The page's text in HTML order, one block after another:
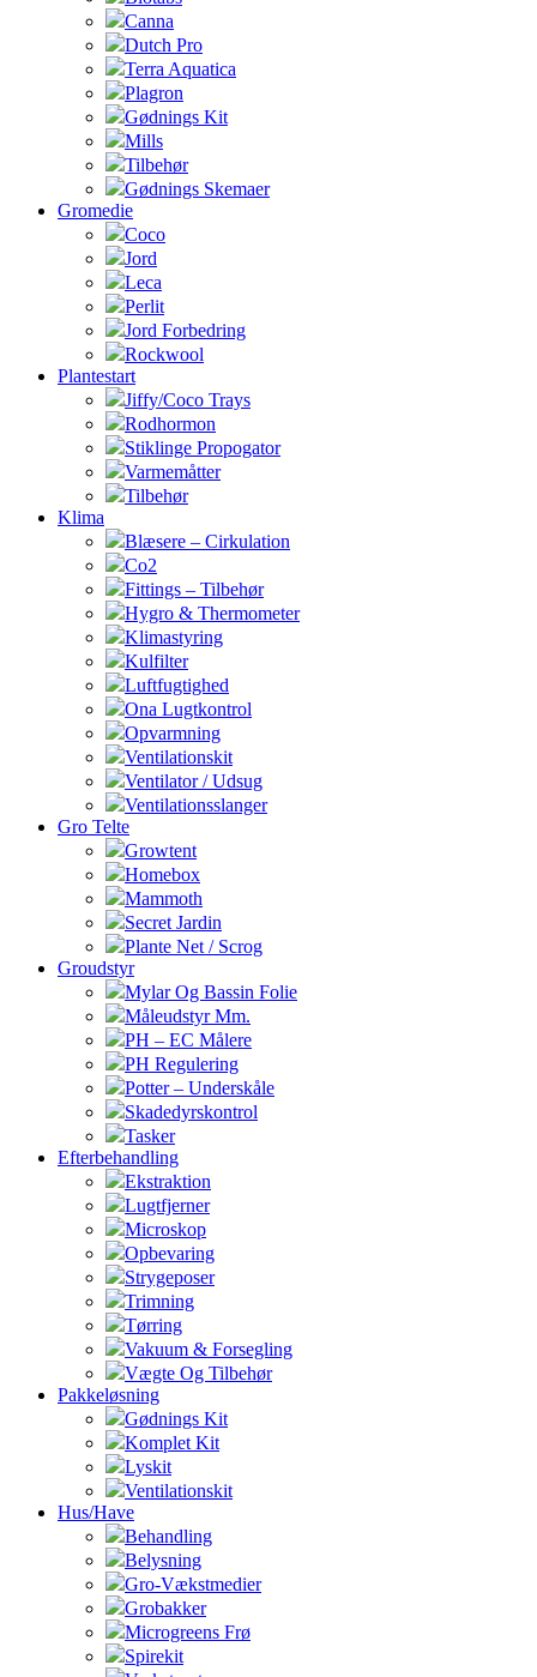
Canna
Dutch Pro
Terra Aquatica
Plagron
Gødnings Kit
Mills
Tilbehør
Gødnings Skemaer
Gromedie
Coco
Jord
Leca
Perlit
Jord Forbedring
Rockwool
Plantestart
Jiffy/Coco Trays
Rodhormon
Stiklinge Propogator
Varmemåtter
Tilbehør
Klima
Blæsere – Cirkulation
Co2
Fittings – Tilbehør
Hygro & Thermometer
Klimastyring
Kulfilter
Luftfugtighed
Ona Lugtkontrol
Opvarmning
Ventilationskit
Ventilator / Udsug
Ventilationsslanger
Gro Telte
Growtent
Homebox
Mammoth
Secret Jardin
Plante Net / Scrog
Groudstyr
Mylar Og Bassin Folie
Måleudstyr Mm.
PH – EC Målere
PH Regulering
Potter – Underskåle
Skadedyrskontrol
Tasker
Efterbehandling
Ekstraktion
Lugtfjerner
Microskop
Opbevaring
Strygeposer
Trimning
Tørring
Vakuum & Forsegling
Vægte Og Tilbehør
Pakkeløsning
Gødnings Kit
Komplet Kit
Lyskit
Ventilationskit
Hus/Have
Behandling
Belysning
Gro-Vækstmedier
Grobakker
Microgreens Frø
Spirekit